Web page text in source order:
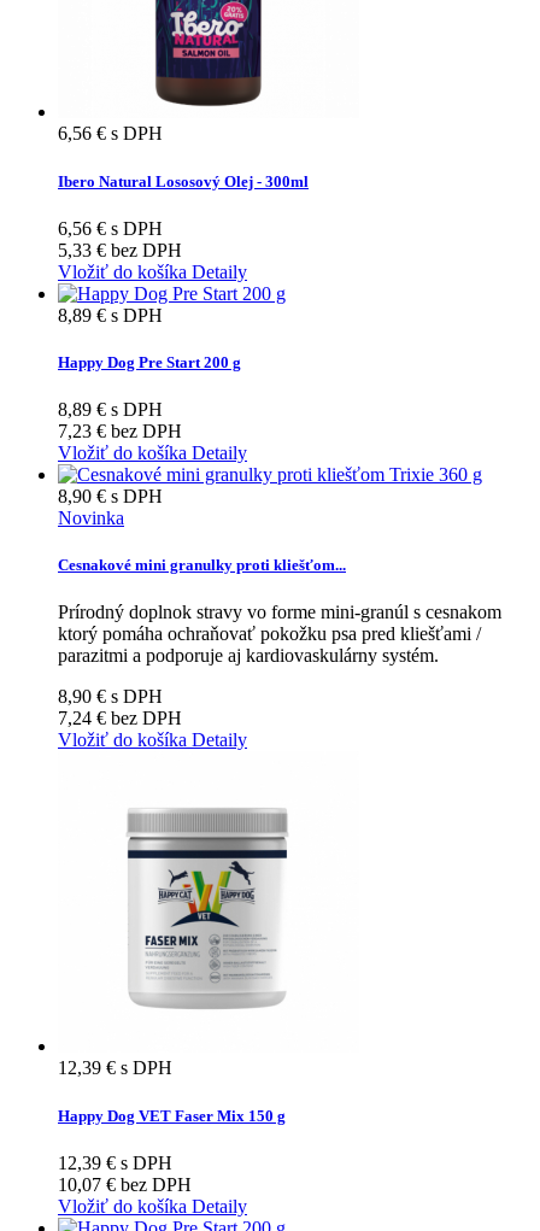
6,56 € s DPH
Ibero Natural Lososový Olej - 300ml
6,56 € s DPH
5,33 € bez DPH
Vložiť do košíka Detaily
8,89 € s DPH
Happy Dog Pre Start 200 g
8,89 € s DPH
7,23 € bez DPH
Vložiť do košíka Detaily
8,90 € s DPH
Novinka
Cesnakové mini granulky proti kliešťom...
Prírodný doplnok stravy vo forme mini-granúl s cesnakom
ktorý pomáha ochraňovať pokožku psa pred kliešťami /
parazitmi a podporuje aj kardiovaskulárny systém.
8,90 € s DPH
7,24 € bez DPH
Vložiť do košíka Detaily
12,39 € s DPH
Happy Dog VET Faser Mix 150 g
12,39 € s DPH
10,07 € bez DPH
Vložiť do košíka Detaily